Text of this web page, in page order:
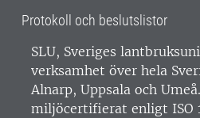
Protokoll och beslutslistor
SLU, Sveriges
verksamhet över hela
Alnarp, Uppsala och Umeå.
miljöcertifierat enligt ISO